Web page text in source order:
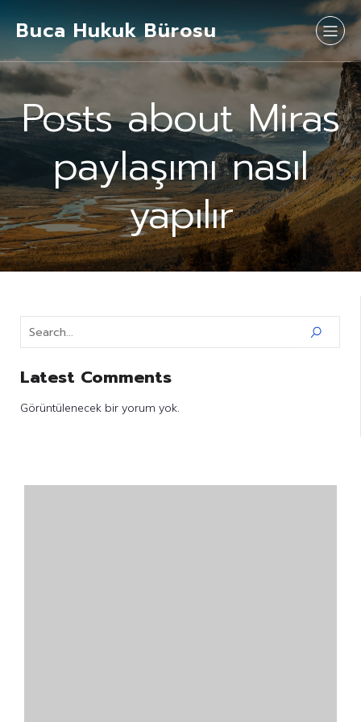
Buca Hukuk Bürosu
Posts about Miras
paylaşımı nasıl
yapılır
Latest Comments
Görüntülenecek bir yorum yok.